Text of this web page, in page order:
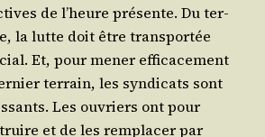
de l’heure pré­sente. Du ter­
la lutte doit être trans­por­tée
Et, pour mener effi­ca­ce­ment
ter­rain, les syn­di­cats sont
Les ouvriers ont pour
et de les rem­pla­cer par